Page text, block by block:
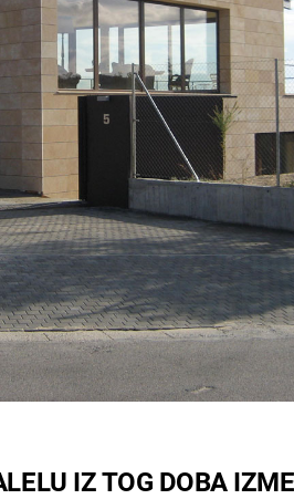
IZ TOG DOBA